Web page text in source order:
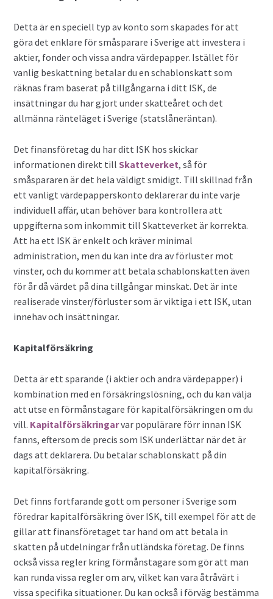
Detta är en speciell typ av konto som skapades för att
göra det enklare för småsparare i Sverige att investera i
aktier, fonder och vissa andra värdepapper. Istället för
vanlig beskattning betalar du en schablonskatt som
räknas fram baserat på tillgångarna i ditt ISK, de
insättningar du har gjort under skatteåret och det
allmänna ränteläget i Sverige (statslåneräntan).
Det finansföretag du har ditt ISK hos skickar
informationen direkt tillSkatteverket, så för
småspararen är det hela väldigt smidigt. Till skillnad från
ett vanligt värdepapperskonto deklarerar du inte varje
individuell affär, utan behöver bara kontrollera att
uppgifterna som inkommit till Skatteverket är korrekta.
Att ha ett ISK är enkelt och kräver minimal
administration, men du kan inte dra av förluster mot
vinster, och du kommer att betala schablonskatten även
för år då värdet på dina tillgångar minskat. Det är inte
realiserade vinster/förluster som är viktiga i ett ISK, utan
innehav och insättningar.
Kapitalförsäkring
Detta är ett sparande (i aktier och andra värdepapper) i
kombination med en försäkringslösning, och du kan välja
att utse en förmånstagare för kapitalförsäkringen om du
vill. Kapitalförsäkringarvar populärare förr innan ISK
fanns, eftersom de precis som ISK underlättar när det är
dags att deklarera. Du betalar schablonskatt på din
kapitalförsäkring.
Det finns fortfarande gott om personer i Sverige som
föredrar kapitalförsäkring över ISK, till exempel för att de
gillar att finansföretaget tar hand om att betala in
skatten på utdelningar från utländska företag. De finns
också vissa regler kring förmånstagare som gör att man
kan runda vissa regler om arv, vilket kan vara åtråvärt i
vissa specifika situationer. Du kan också i förväg bestämma